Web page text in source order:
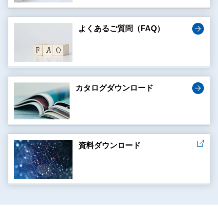
よくあるご質問（FAQ）
カタログダウンロード
資料ダウンロード